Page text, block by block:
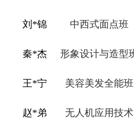
秦*杰 形象设计与造型班
王*宁 美容美发全能班
赵*弟 无人机应用技术
李*莹 金典总厨班